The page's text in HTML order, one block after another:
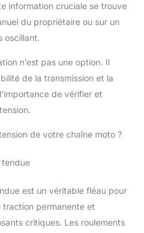
information cruciale se trouve
du propriétaire ou sur un
oscillant.
n’est pas une option. Il
de la transmission et la
de vérifier et
de votre chaîne moto ?
tendue
est un véritable fléau pour
traction permanente et
critiques. Les roulements